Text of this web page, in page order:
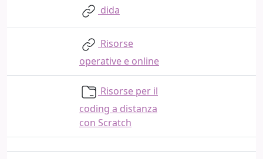
dida
Risorse
operative e online
Risorse per il
coding a distanza
con Scratch